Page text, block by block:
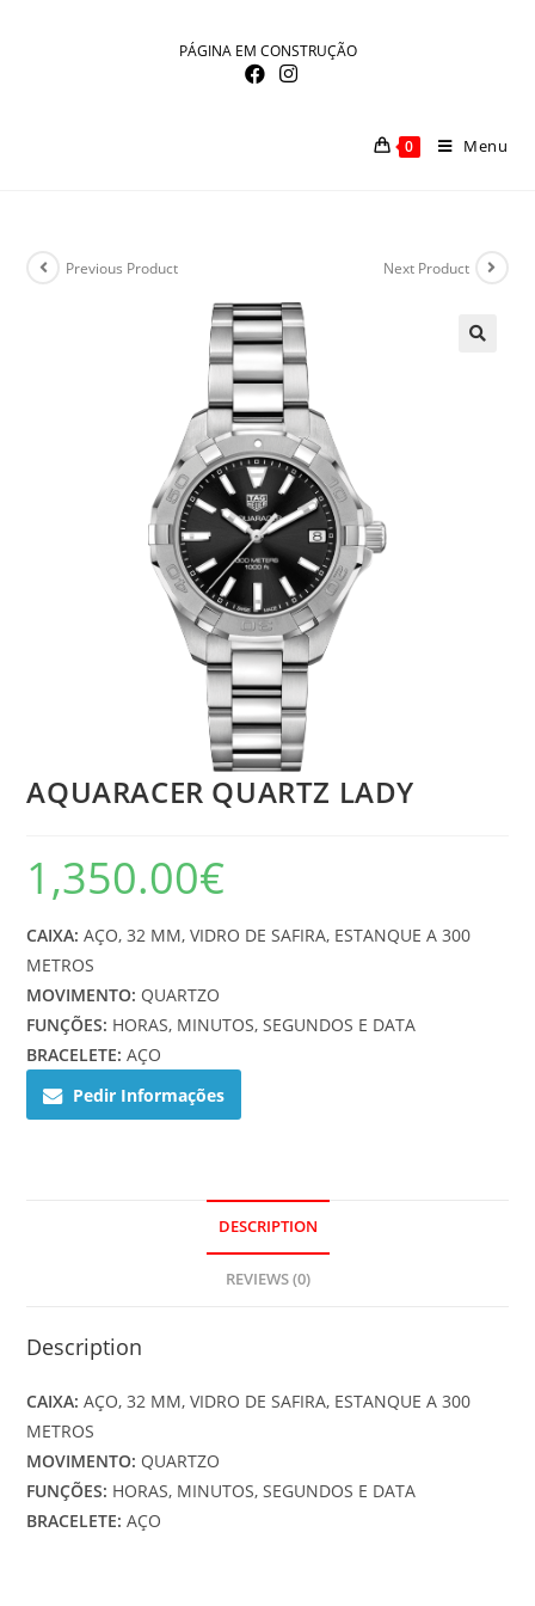
PÁGINA EM CONSTRUÇÃO
0 Menu
Previous Product Next Product
AQUARACER QUARTZ LADY
1,350.00€
CAIXA: AÇO, 32 MM, VIDRO DE SAFIRA, ESTANQUE A 300
METROS
MOVIMENTO: QUARTZO
FUNÇÕES: HORAS, MINUTOS, SEGUNDOS E DATA
BRACELETE: AÇO
Pedir Informações
DESCRIPTION
REVIEWS (0)
Description
CAIXA: AÇO, 32 MM, VIDRO DE SAFIRA, ESTANQUE A 300
METROS
MOVIMENTO: QUARTZO
FUNÇÕES: HORAS, MINUTOS, SEGUNDOS E DATA
BRACELETE: AÇO